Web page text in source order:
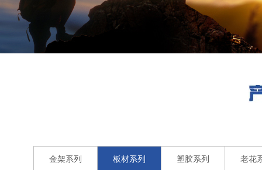
金架系列 板材系列 塑胶系列 老花